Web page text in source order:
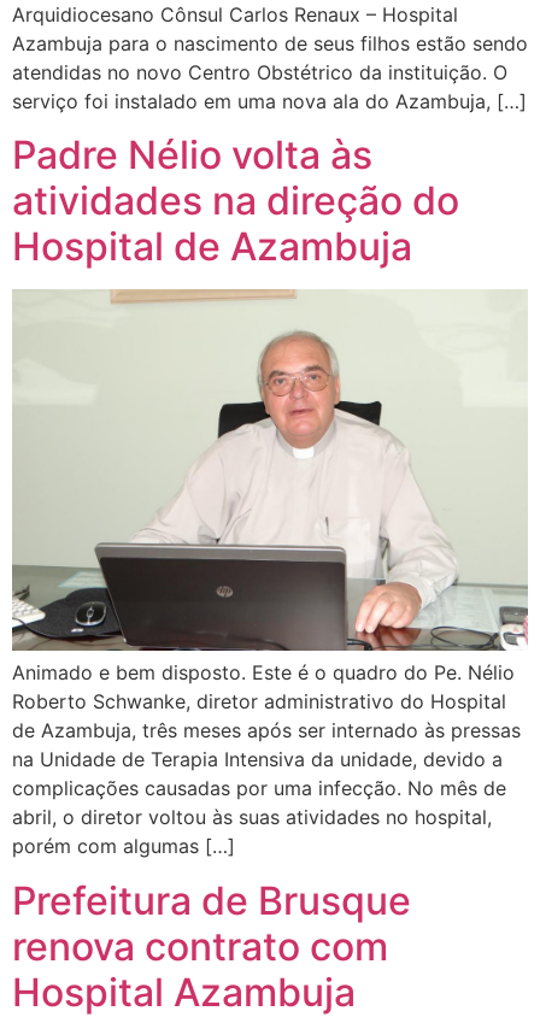
Arquidiocesano Cônsul Carlos Renaux – Hospital
Azambuja para o nascimento de seus filhos estão sendo
atendidas no novo Centro Obstétrico da instituição. O
serviço foi instalado em uma nova ala do Azambuja, […]
Padre Nélio volta às
atividades na direção do
Hospital de Azambuja
Animado e bem disposto. Este é o quadro do Pe. Nélio
Roberto Schwanke, diretor administrativo do Hospital
de Azambuja, três meses após ser internado às pressas
na Unidade de Terapia Intensiva da unidade, devido a
complicações causadas por uma infecção. No mês de
abril, o diretor voltou às suas atividades no hospital,
porém com algumas […]
Prefeitura de Brusque
renova contrato com
Hospital Azambuja